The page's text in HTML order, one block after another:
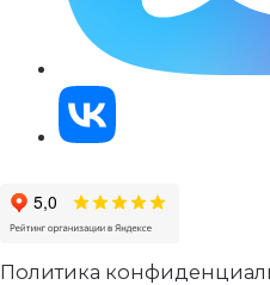
Политика